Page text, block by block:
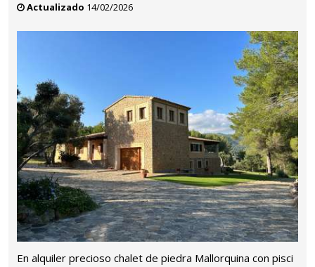
Actualizado 14/02/2026
En alquiler precioso chalet de piedra Mallorquina con pisci